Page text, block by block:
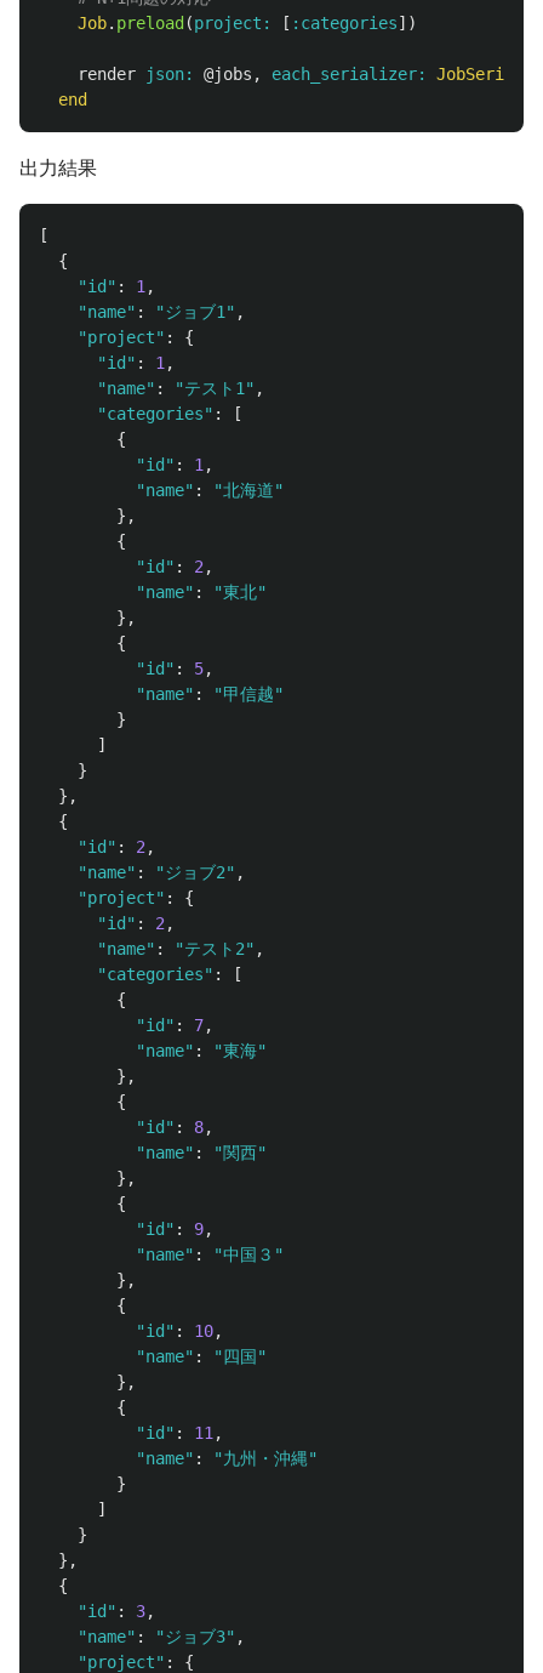
Job. preload (project: [ :categories])
render json: @jobs , each_serializer:
end
出力結果
[
{
"id" : 1 ,
"name" : "ジョブ1" ,
"project" :
{
"id" : 1 ,
"name" : "テスト1" ,
"categories" :
[
{
"id" : 1 ,
"name" :
"北海道"
},
{
"id" : 2 ,
"name" :
"東北"
},
{
"id" : 5,
"name" :
"甲信越"
}
]
}
},
{
"id" : 2 ,
"name" : "ジョブ2" ,
"project" :
{
"id" : 2 ,
"name" : "テスト2" ,
"categories" :
[
{
"id" : 7,
"name" :
"東海"
},
{
"id" : 8,
"name" :
"関西"
},
{
"id" : 9,
"name" :
"中国３"
},
{
"id" : 10,
"name" :
"四国"
},
{
"id" : 11 ,
"name" :
"九州・沖縄"
}
]
}
},
{
"id" : 3,
"name" : "ジョブ3" ,
"project" :
{